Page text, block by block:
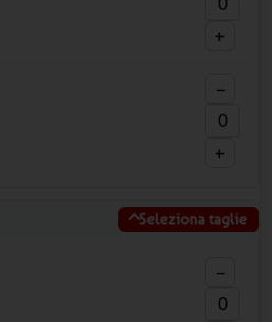
+
−
+
Seleziona taglie
−